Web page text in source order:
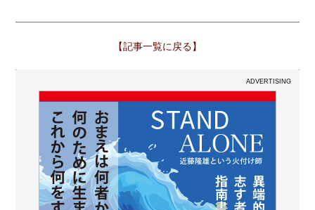
【記事一覧に戻る】
ADVERTISING